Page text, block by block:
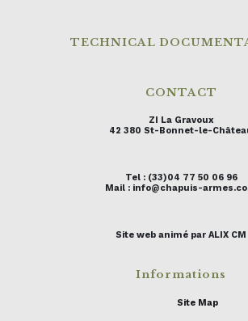
TECHNICAL
CONTACT
ZI La Gravoux
42 380 St-Bonnet-le-
Tel : (33)04 77 50 06 96
Mail : info@chapuis-
Site web animé par ALIX CM
Informations
Site Map